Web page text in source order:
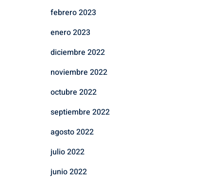
febrero 2023
enero 2023
diciembre 2022
noviembre 2022
octubre 2022
septiembre 2022
agosto 2022
julio 2022
junio 2022